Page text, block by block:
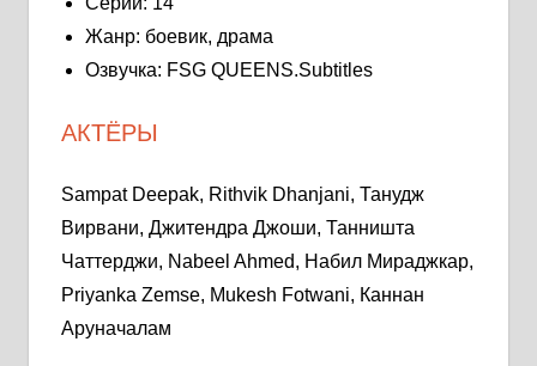
Жанр: боевик, драма
Озвучка: FSG QUEENS.Subtitles
АКТЁРЫ
Sampat Deepak, Rithvik Dhanjani, Танудж
Вирвани, Джитендра Джоши, Танништа
Чаттерджи, Nabeel Ahmed, Набил Мираджкар,
Priyanka Zemse, Mukesh Fotwani, Каннан
Аруначалам